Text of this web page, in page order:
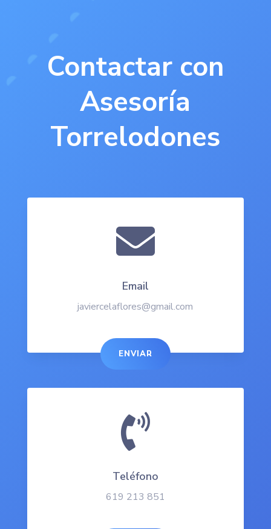
Contactar con
Asesoría
Torrelodones

Email
javiercelaflores@gmail.com
ENVIAR

Teléfono
619 213 851